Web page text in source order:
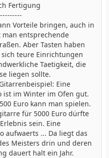
Fertigung
Vorteile bringen, auch in
man entsprechende
Aber Tasten haben
teure Einrichtungen
Taetigkeit, die
liegen sollte.
Eine
ist im Winter im Ofen gut.
Euro kann man spielen.
für 5000 Euro dürfte
sein. Eine
aufwaerts ... Da liegt das
Meisters drin und deren
dauert halt ein Jahr.